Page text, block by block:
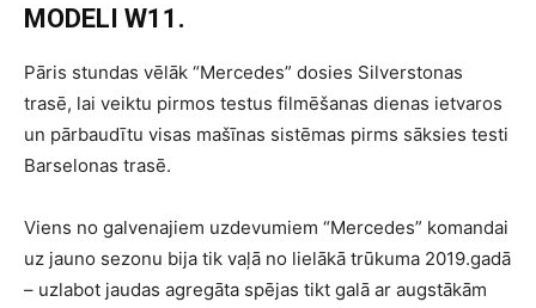
MODELI W11.
Pāris stundas vēlāk “Mercedes” dosies Silverstonas
trasē, lai veiktu pirmos testus filmēšanas dienas ietvaros
un pārbaudītu visas mašīnas sistēmas pirms sāksies testi
Barselonas trasē.
Viens no galvenajiem uzdevumiem “Mercedes” komandai
uz jauno sezonu bija tik vaļā no lielākā trūkuma 2019.gadā
– uzlabot jaudas agregāta spējas tikt galā ar augstākām